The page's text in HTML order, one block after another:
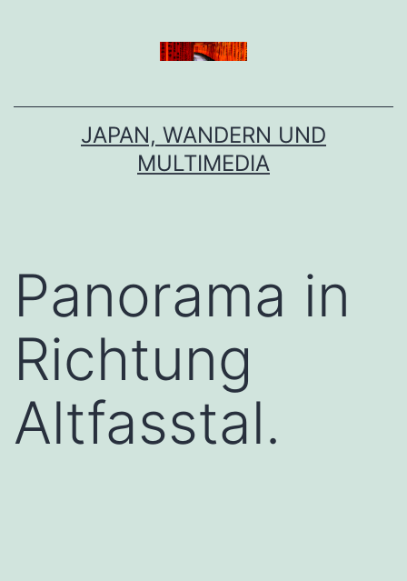
JAPAN, WANDERN UND
MULTIMEDIA
Panorama in
Richtung
Altfasstal.